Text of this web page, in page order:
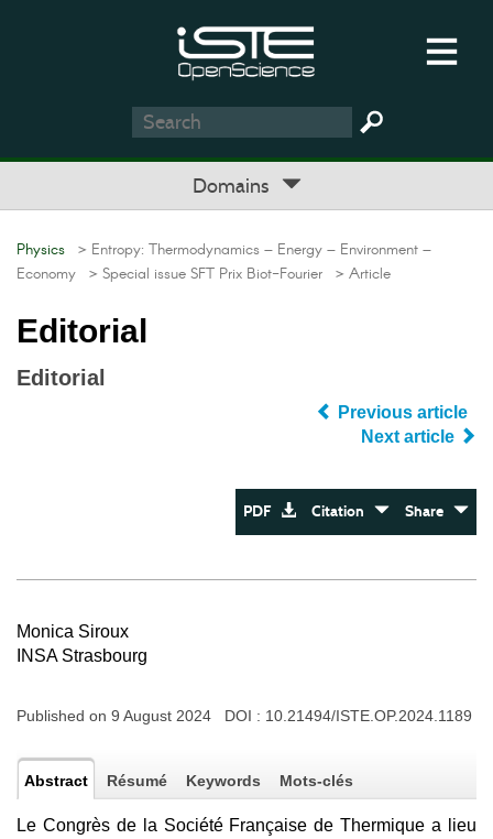
Domains
Physics > Entropy: Thermodynamics – Energy – Environment –
Economy > Special issue SFT Prix Biot-Fourier > Article
Editorial
Editorial
Previous article
Next article
PDF Citation Share
Monica Siroux
INSA Strasbourg
Published on 9 August 2024 DOI : 10.21494/ISTE.OP.2024.1189
Abstract Résumé Keywords Mots-clés
Le Congrès de la Société Française de Thermique a lieu